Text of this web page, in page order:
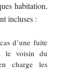
habitation,
incluses :
d’une fuite
le voisin du
charge les